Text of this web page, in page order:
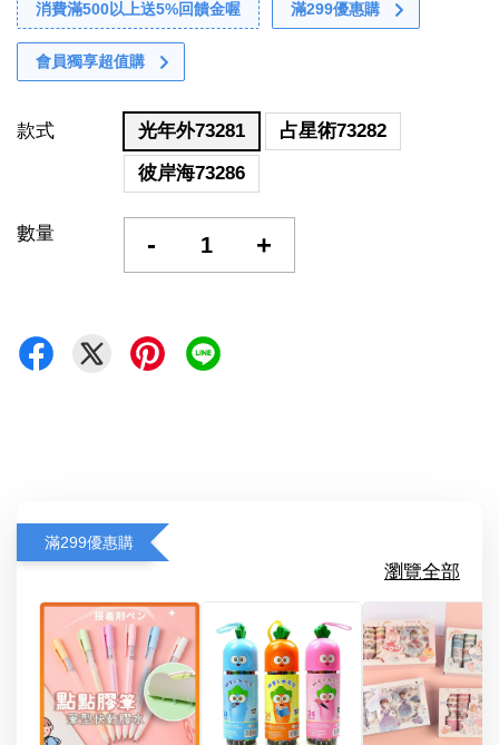
消費滿500以上送5%回饋金喔 滿299優惠購
會員獨享超值購
款式 光年外73281
占星術73282
彼岸海73286
數量 - +
滿299優惠購
瀏覽全部